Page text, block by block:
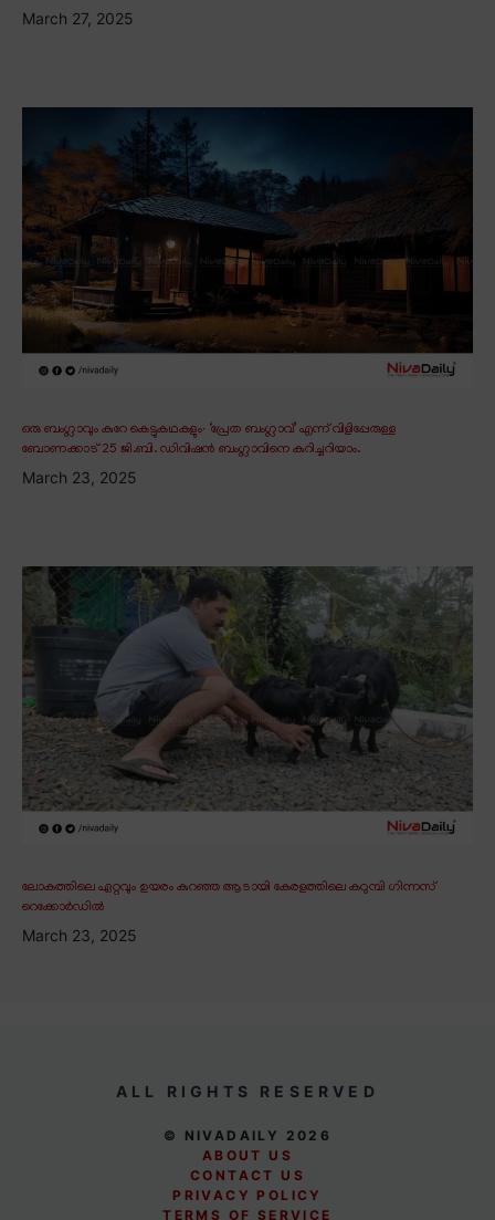
March 27, 2025
ഒരു ബംഗ്ലാവും കുറേ കെട്ടുകഥകളും∙ ‘പ്രേത ബംഗ്ലാവ്’ എന്ന് വിളിപ്പേരുള്ള
ബോണക്കാട് 25 ജി.ബി. ഡിവിഷൻ ബംഗ്ലാവിനെ കുറിച്ചറിയാം.
March 23, 2025
ലോകത്തിലെ ഏറ്റവും ഉയരം കുറഞ്ഞ ആടായി കേരളത്തിലെ കറുമ്പി ഗിന്നസ്
റെക്കോർഡിൽ
March 23, 2025
ALL RIGHTS RESERVED
© NIVADAILY 2026
ABOUT US
CONTACT US
PRIVACY POLICY
TERMS OF SERVICE